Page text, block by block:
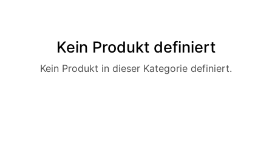
Kein Produkt definiert
Kein Produkt in dieser Kategorie definiert.